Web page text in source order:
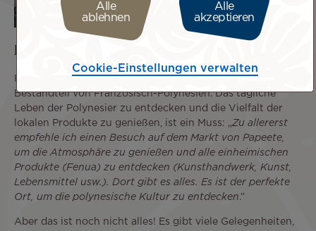
Besuchen Sie den Markt von Papeete
Für Michel Bourez ist auch die Kultur ein wesentlicher
Bestandteil von Französisch-Polynesien. Das tägliche
Leben der Polynesier zu entdecken und die Vielfalt der
lokalen Produkte zu genießen, ist ein Muss: „Zu allererst
empfehle ich einen Besuch auf dem Markt von Papeete,
um die Atmosphäre zu genießen und alle einheimischen
Produkte (Fenua) zu entdecken (Kunsthandwerk, Kunst,
Lebensmittel usw.). Dort gibt es alles. Es ist der perfekte
Ort, um die polynesische Kultur zu entdecken.”
Aber das ist noch nicht alles! Es gibt viele Gelegenheiten,
Alle
ablehnen
Alle
akzeptieren
Cookie-Einstellungen verwalten